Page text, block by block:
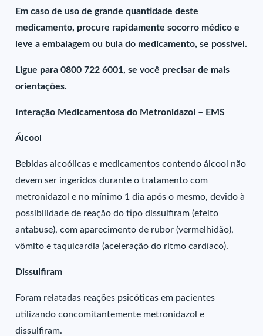
Em caso de uso de grande quantidade deste
medicamento, procure rapidamente socorro médico e
leve a embalagem ou bula do medicamento, se possível.
Ligue para 0800 722 6001, se você precisar de mais
orientações.
Interação Medicamentosa do Metronidazol – EMS
Álcool
Bebidas alcoólicas e medicamentos contendo álcool não
devem ser ingeridos durante o tratamento com
metronidazol e no mínimo 1 dia após o mesmo, devido à
possibilidade de reação do tipo dissulfiram (efeito
antabuse), com aparecimento de rubor (vermelhidão),
vômito e taquicardia (aceleração do ritmo cardíaco).
Dissulfiram
Foram relatadas reações psicóticas em pacientes
utilizando concomitantemente metronidazol e
dissulfiram.